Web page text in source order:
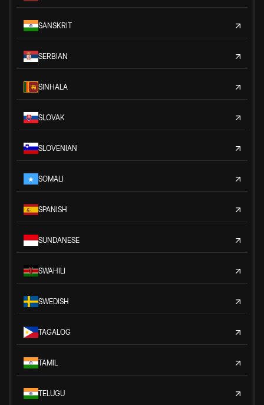
SANSKRIT
SERBIAN
SINHALA
SLOVAK
SLOVENIAN
SOMALI
SPANISH
SUNDANESE
SWAHILI
SWEDISH
TAGALOG
TAMIL
TELUGU